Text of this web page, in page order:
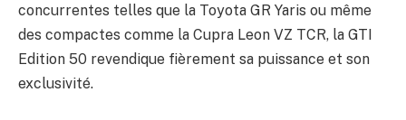
concurrentes telles que la Toyota GR Yaris ou même
des compactes comme la Cupra Leon VZ TCR, la GTI
Edition 50 revendique fièrement sa puissance et son
exclusivité.